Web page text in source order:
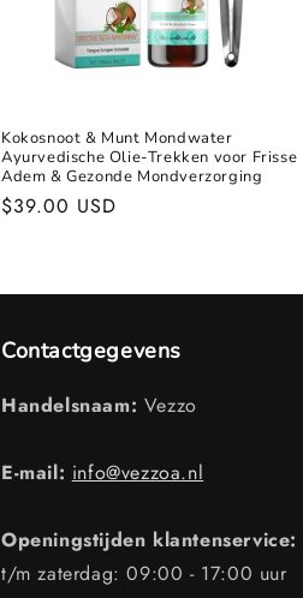
Kokosnoot & Munt Mondwater
Ayurvedische Olie-Trekken voor Frisse
Adem & Gezonde Mondverzorging
Normale
$39.00 USD
Contactgegevens
Handelsnaam: Vezzo
E-mail: info@vezzoa.nl
Openingstijden klantenservice:
t/m zaterdag: 09:00 - 17:00 uur